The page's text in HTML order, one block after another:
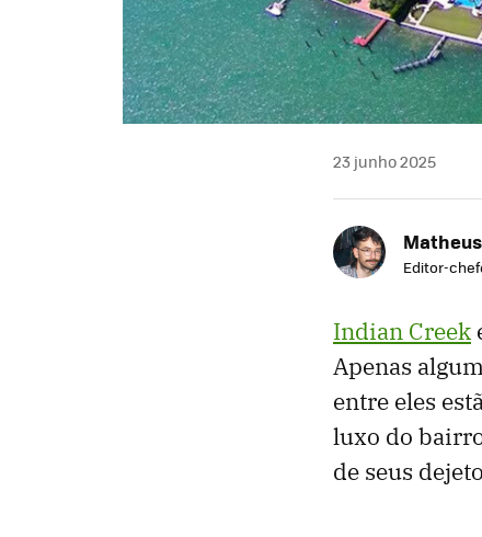
23 junho 2025
Editor-
Indian Creek
Apenas
entre eles
luxo do
de seus